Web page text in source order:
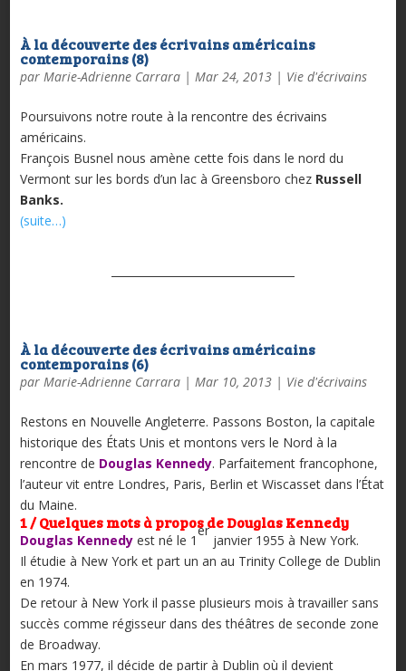
À la découverte des écrivains américains
contemporains (8)
par Marie-Adrienne Carrara| Mar 24, 2013| Vie d'écrivains
Poursuivons notre route à la rencontre des écrivains
américains.
François Busnel nous amène cette fois dans le nord du
Vermont sur les bords d’un lac à Greensboro chez Russell
Banks.
(suite…)
À la découverte des écrivains américains
contemporains (6)
par Marie-Adrienne Carrara| Mar 10, 2013| Vie d'écrivains
Restons en Nouvelle Angleterre. Passons Boston, la capitale
historique des États Unis et montons vers le Nord à la
rencontre de Douglas Kennedy. Parfaitement francophone,
l’auteur vit entre Londres, Paris, Berlin et Wiscasset dans l’État
du Maine.
1 / Quelques mots à propos de Douglas Kennedy
Douglas Kennedy est né le 1
er
janvier 1955 à New York.
Il étudie à New York et part un an au Trinity College de Dublin
en 1974.
De retour à New York il passe plusieurs mois à travailler sans
succès comme régisseur dans des théâtres de seconde zone
de Broadway.
En mars 1977, il décide de partir à Dublin où il devient